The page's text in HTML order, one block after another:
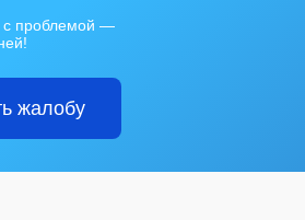
с проблемой —
жалобу